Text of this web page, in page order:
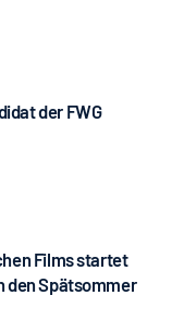
der FWG
Films startet
den Spätsommer